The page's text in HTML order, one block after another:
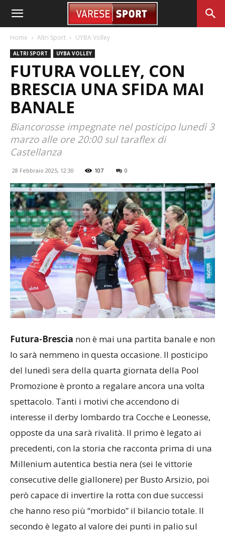
Home Altri Sport UYBA Volley
ALTRI SPORT UYBA VOLLEY
FUTURA VOLLEY, CON
BRESCIA UNA SFIDA MAI
BANALE
Biancorosse impegnate nel posticipo lunedì 3
marzo alle ore 20:00 sul taraflex di
Castellanza
28 Febbraio 2025, 12:30 107 0
Futura-Brescia non è mai una partita banale e non
lo sarà nemmeno in questa occasione. Il posticipo
del lunedì sera della quarta giornata della Pool
Promozione è pronto a regalare ancora una volta
spettacolo. Tanti i motivi che accendono di
interesse il derby lombardo tra Cocche e Leonesse,
opposte da una sarà rivalità. Il primo è legato ai
precedenti, con la storia che racconta prima di una
Millenium autentica bestia nera (sei le vittorie
consecutive delle giallonere) per Busto Arsizio, poi
però capace di invertire la rotta con due successi
che hanno reso più “morbido” il bilancio totale. Il
secondo è legato al valore dei punti in palio sul